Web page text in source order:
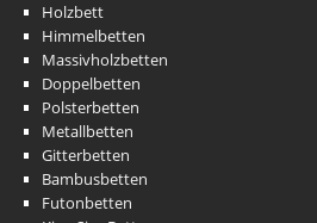
Holzbett
Himmelbetten
Massivholzbetten
Doppelbetten
Polsterbetten
Metallbetten
Gitterbetten
Bambusbetten
Futonbetten